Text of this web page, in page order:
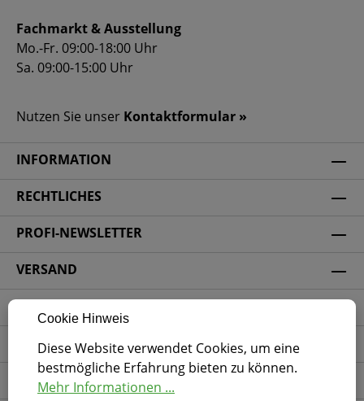
Fachmarkt & Ausstellung
Mo.-Fr. 09:00-18:00 Uhr
Sa. 09:00-15:00 Uhr
Nutzen Sie unser Kontaktformular »
INFORMATION
RECHTLICHES
PROFI-NEWSLETTER
VERSAND
SICHERHEIT
SOCIAL MEDIA
Cookie Hinweis
Diese Website verwendet Cookies, um eine
bestmögliche Erfahrung bieten zu können.
Mehr Informationen ...